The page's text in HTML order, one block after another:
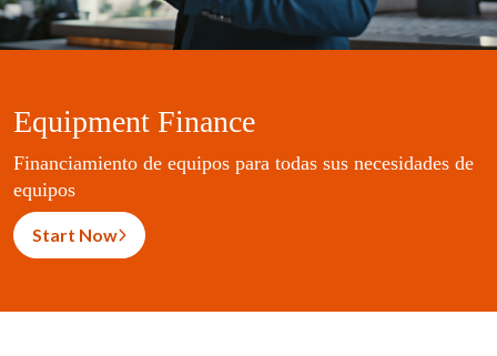
Equipment Finance
Financiamiento de equipos para todas sus necesidades de
equipos
Start Now